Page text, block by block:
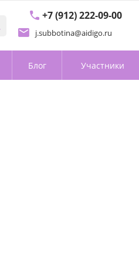
+7 (912) 222-09-00
j.subbotina@aidigo.ru
Блог Участники